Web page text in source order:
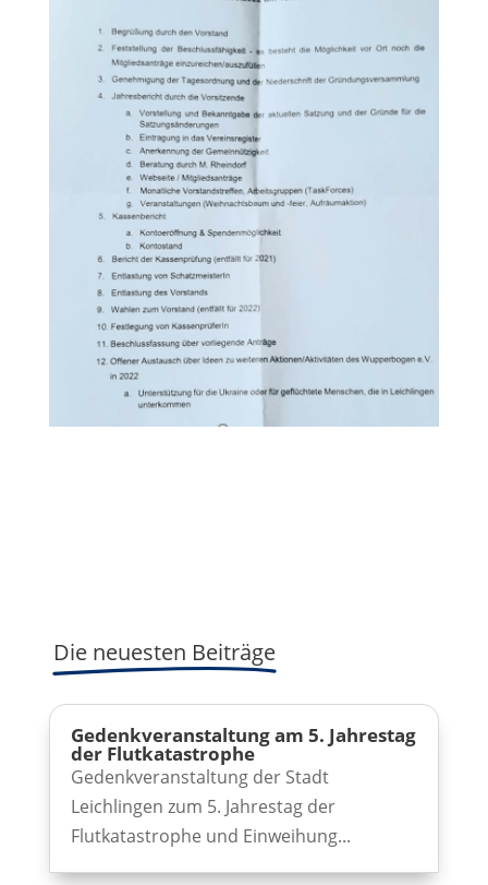
Die neuesten Beiträge
Gedenkveranstaltung am 5. Jahrestag
der Flutkatastrophe
Gedenkveranstaltung der Stadt
Leichlingen zum 5. Jahrestag der
Flutkatastrophe und Einweihung...